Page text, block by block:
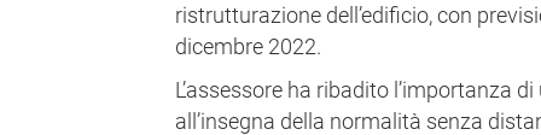
ristrutturazione dell’edificio, con
dicembre 2022.
L’assessore ha ribadito l’importanza
all’insegna della normalità senza